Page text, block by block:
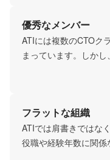
す。そして、個人の
やりがいのある環境で
優秀なメンバー
ATIには複数のCTOク
まっています。しか
ともに、自身の限界
迎です！
フラットな組織
ATIでは肩書きではな
役職や経験年数に関